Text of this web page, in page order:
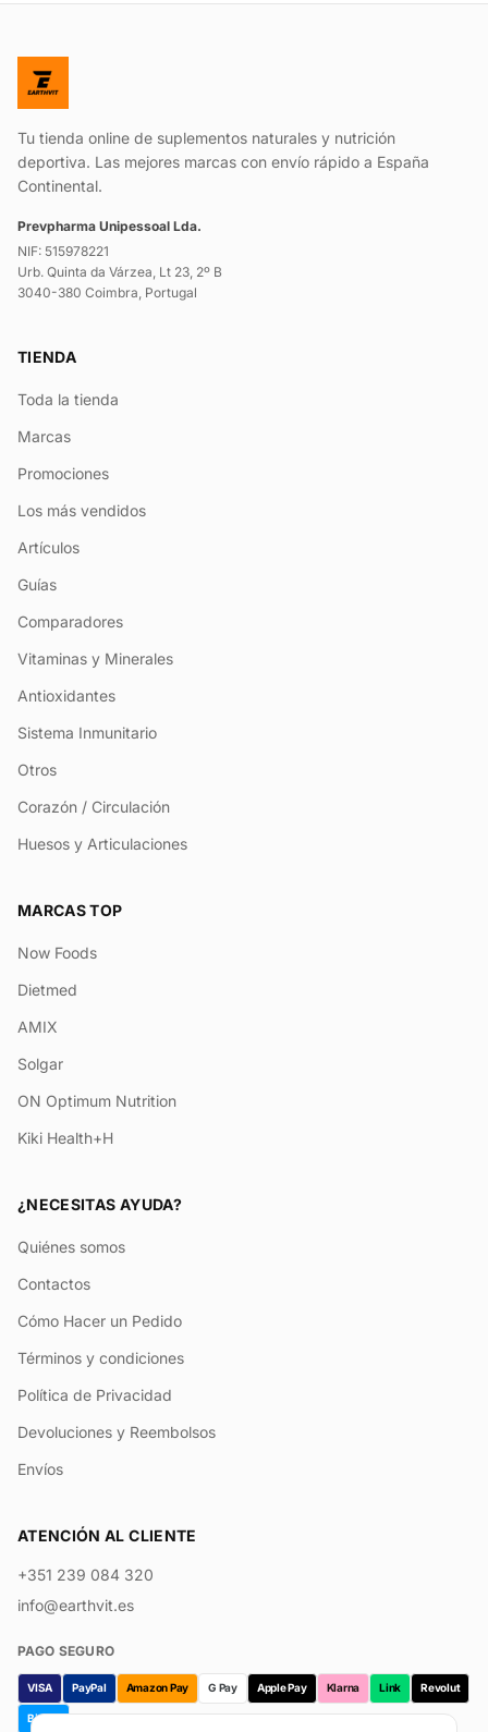
Tu tienda online de suplementos naturales y nutrición
deportiva. Las mejores marcas con envío rápido a España
Continental.
Prevpharma Unipessoal Lda.
NIF: 515978221
Urb. Quinta da Várzea, Lt 23, 2º B
3040-380 Coimbra, Portugal
TIENDA
Toda la tienda
Marcas
Promociones
Los más vendidos
Artículos
Guías
Comparadores
Vitaminas y Minerales
Antioxidantes
Sistema Inmunitario
Otros
Corazón / Circulación
Huesos y Articulaciones
MARCAS TOP
Now Foods
Dietmed
AMIX
Solgar
ON Optimum Nutrition
Kiki Health+H
¿NECESITAS AYUDA?
Quiénes somos
Contactos
Cómo Hacer un Pedido
Términos y condiciones
Política de Privacidad
Devoluciones y Reembolsos
Envíos
ATENCIÓN AL CLIENTE
+351 239 084 320
info@earthvit.es
PAGO SEGURO
VISA PayPal Amazon Pay G Pay Apple Pay Klarna Link Revolut
Bizum